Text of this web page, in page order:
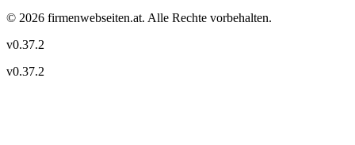
© 2026 firmenwebseiten.at. Alle Rechte vorbehalten.
v0.37.2
v0.37.2